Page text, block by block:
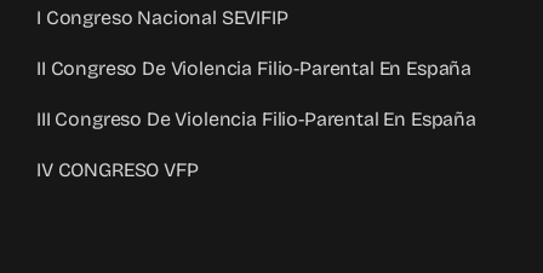
I Congreso Nacional SEVIFIP
II Congreso De Violencia Filio-Parental En España
III Congreso De Violencia Filio-Parental En España
IV CONGRESO VFP